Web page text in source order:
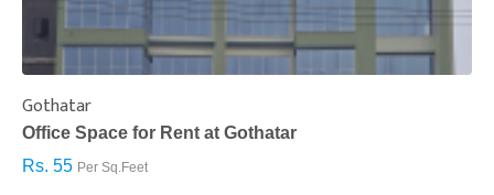
Gothatar
Office Space for Rent at Gothatar
Rs. 55 Per Sq.Feet